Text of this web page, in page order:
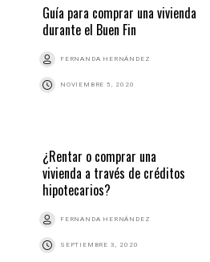
Guía para comprar una vivienda
durante el Buen Fin
FERNANDA HERNÁNDEZ
NOVIEMBRE 5, 2020
¿Rentar o comprar una
vivienda a través de créditos
hipotecarios?
FERNANDA HERNÁNDEZ
SEPTIEMBRE 3, 2020